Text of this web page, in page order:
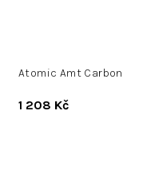
Atomic Amt Carbon
1 208 Kč